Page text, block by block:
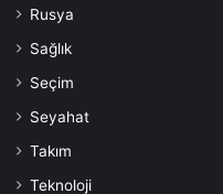
Rusya
Sağlık
Seçim
Seyahat
Takım
Teknoloji